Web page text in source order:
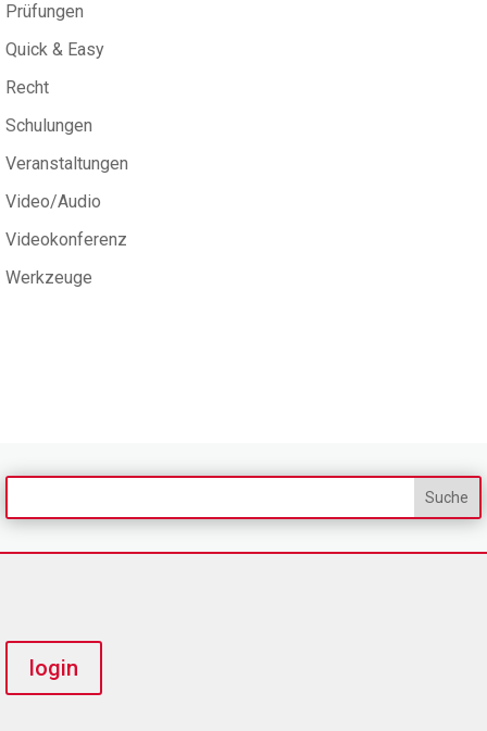
Prüfungen
Quick & Easy
Recht
Schulungen
Veranstaltungen
Video/Audio
Videokonferenz
Werkzeuge
login